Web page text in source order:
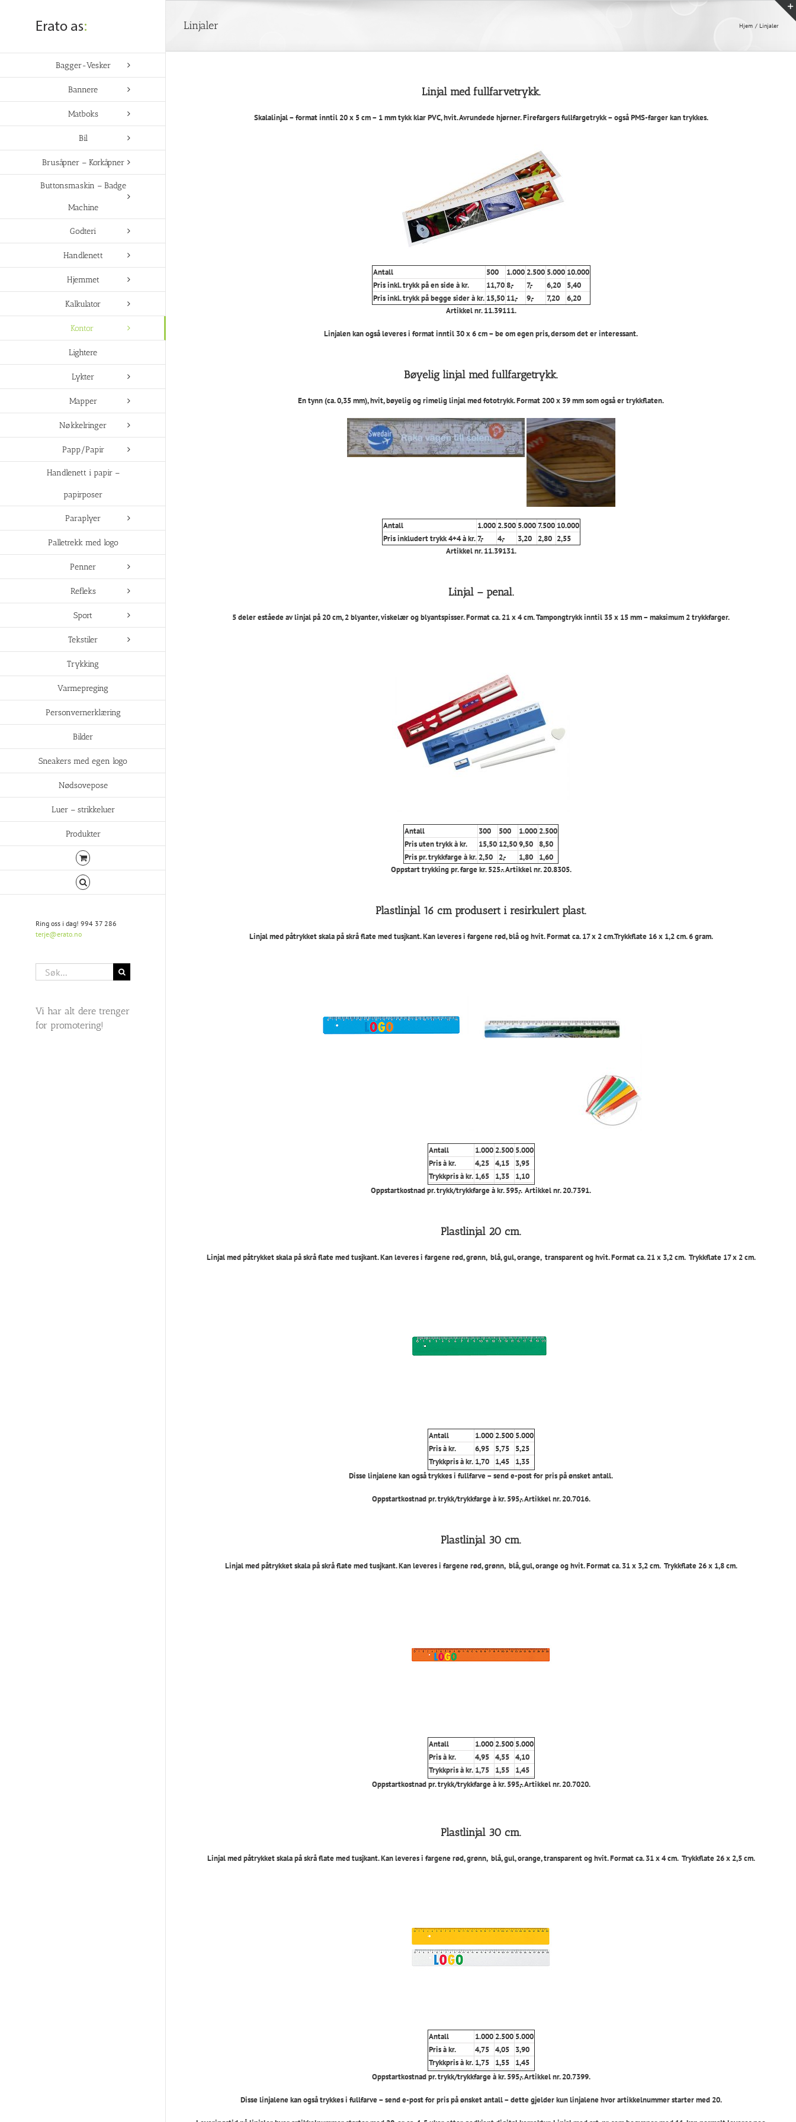
Bagger-Vesker
Bannere
Matboks
Bil
Brusåpner – Korkåpner
Buttonsmaskin – Badge
Machine
Godteri
Handlenett
Hjemmet
Kalkulator
Kontor
Lightere
Lykter
Mapper
Nøkkelringer
Papp/Papir
Handlenett i papir –
papirposer
Paraplyer
Palletrekk med logo
Penner
Refleks
Sport
Tekstiler
Trykking
Varmepreging
Personvernerklæring
Bilder
Sneakers med egen logo
Nødsovepose
Luer – strikkeluer
Produkter
Ring oss i dag! 994 37 286
terje@erato.no
Vi har alt dere trenger
for promotering!
Søk
etter:
Linjaler Hjem Linjaler
Linjal med fullfarvetrykk.
Skalalinjal – format inntil 20 x 5 cm – 1 mm tykk klar PVC, hvit. Avrundede hjørner. Firefargers fullfargetrykk – også PMS-farger kan trykkes.
Antall 500 1.000 2.500 5.000 10.000
Pris inkl. trykk på en side à kr.
11,70 8,- 7,- 6,20
5,40
Pris inkl. trykk på begge sider à kr. 15,50 11,- 9,- 7,20
6,20
Artikkel nr. 11.39111.
Linjalen kan også leveres i format inntil 30 x 6 cm – be om egen pris, dersom det er interessant.
Bøyelig linjal med fullfargetrykk.
En tynn (ca. 0,35 mm), hvit, bøyelig og rimelig linjal med fototrykk. Format 200 x 39 mm som også er trykkflaten.
Antall 1.000 2.500 5.000 7.500 10.000
Pris inkludert trykk 4+4 à kr. 7,- 4,- 3,20 2,80 2,55
Artikkel nr. 11.39131.
Linjal – penal.
5 deler eståede av linjal på 20 cm, 2 blyanter, viskelær og blyantspisser. Format ca. 21 x 4 cm. Tampongtrykk inntil 35 x 15 mm – maksimum 2 trykkfarger.
Antall 300 500 1.000 2.500
Pris uten trykk à kr.
15,50 12,509,50 8,50
Pris pr. trykkfarge à kr. 2,50 2,- 1,80
1,60
Oppstart trykking pr. farge kr. 525.-. Artikkel nr. 20.8305.
Plastlinjal 16 cm produsert i resirkulert plast.
Linjal med påtrykket skala på skrå flate med tusjkant. Kan leveres i fargene rød, blå og hvit. Format ca. 17 x 2 cm.Trykkflate 16 x 1,2 cm. 6 gram.
Antall 1.000 2.500 5.000
Pris à kr.
4,25 4,15
3,95
Trykkpris à kr. 1,65 1,35
1,10
Oppstartkostnad pr. trykk/trykkfarge à kr. 595,-. Artikkel nr. 20.7391.
Plastlinjal 20 cm.
Linjal med påtrykket skala på skrå flate med tusjkant. Kan leveres i fargene rød, grønn, blå, gul, orange, transparent og hvit. Format ca. 21 x 3,2 cm. Trykkflate 17 x 2 cm.
Antall 1.000 2.500 5.000
Pris à kr.
6,95 5,75
5,25
Trykkpris à kr. 1,70 1,45
1,35
Disse linjalene kan også trykkes i fullfarve – send e-post for pris på ønsket antall.
Oppstartkostnad pr. trykk/trykkfarge à kr. 595,-. Artikkel nr. 20.7016.
Plastlinjal 30 cm.
Linjal med påtrykket skala på skrå flate med tusjkant. Kan leveres i fargene rød, grønn, blå, gul, orange og hvit. Format ca. 31 x 3,2 cm. Trykkflate 26 x 1,8 cm.
Antall 1.000 2.500 5.000
Pris à kr.
4,95 4,55
4,10
Trykkpris à kr. 1,75 1,55
1,45
Oppstartkostnad pr. trykk/trykkfarge à kr. 595,-. Artikkel nr. 20.7020.
Plastlinjal 30 cm.
Linjal med påtrykket skala på skrå flate med tusjkant. Kan leveres i fargene rød, grønn, blå, gul, orange, transparent og hvit. Format ca. 31 x 4 cm. Trykkflate 26 x 2,5 cm.
Antall 1.000 2.500 5.000
Pris à kr.
4,75 4,05
3,90
Trykkpris à kr. 1,75 1,55
1,45
Oppstartkostnad pr. trykk/trykkfarge à kr. 595,-. Artikkel nr. 20.7399.
Disse linjalene kan også trykkes i fullfarve – send e-post for pris på ønsket antall – dette gjelder kun linjalene hvor artikkelnummer starter med 20.